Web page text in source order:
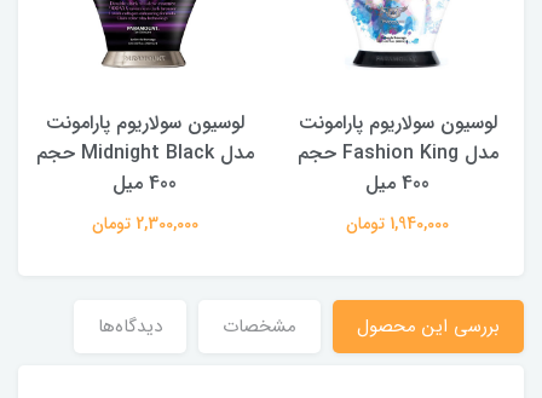
لوسیون سولاریوم پارامونت
مدل Fashion King حجم
400 میل
1,940,000 تومان
لوسیون سولاریوم پارامونت
مدل Midnight Black حجم
400 میل
2,300,000 تومان
بررسی این محصول مشخصات دیدگاه‌ها